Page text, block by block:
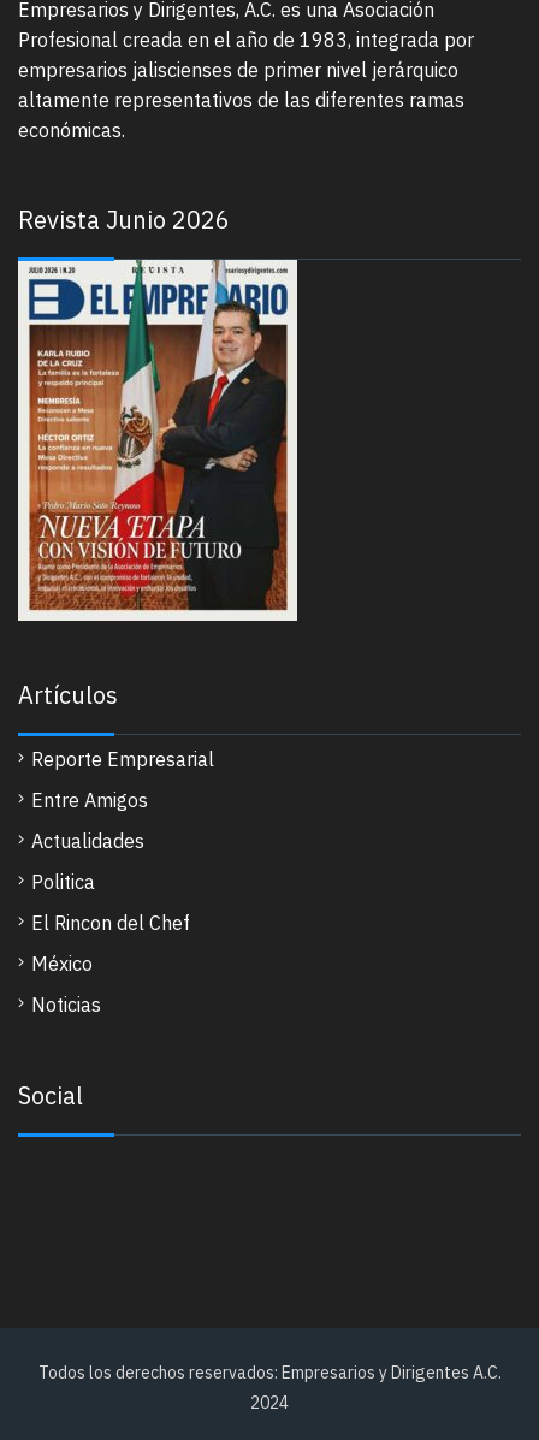
Empresarios y Dirigentes, A.C. es una Asociación
Profesional creada en el año de 1983, integrada por
empresarios jaliscienses de primer nivel jerárquico
altamente representativos de las diferentes ramas
económicas.
Revista Junio 2026
Artículos
Reporte Empresarial
Entre Amigos
Actualidades
Politica
El Rincon del Chef
México
Noticias
Social
Todos los derechos reservados: Empresarios y Dirigentes A.C.
2024